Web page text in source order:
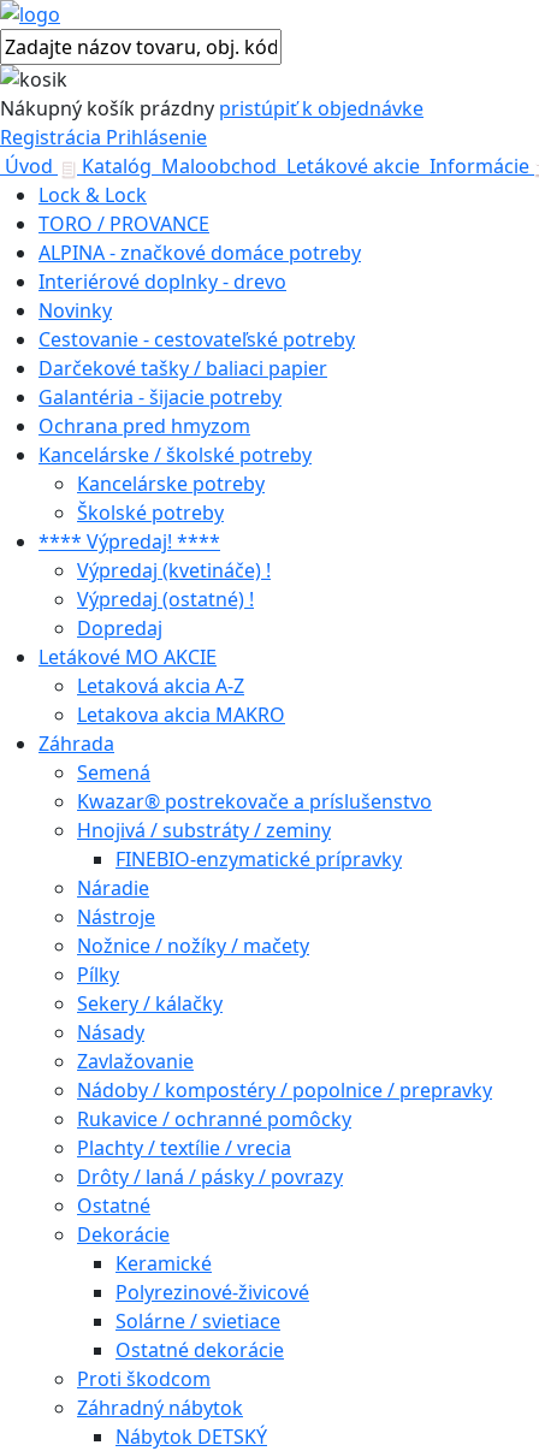
Nákupný košík prázdny pristúpiť k objednávke
Registrácia Prihlásenie
Úvod
Katalóg Maloobchod Letákové akcie Informácie
Lock & Lock
TORO / PROVANCE
ALPINA - značkové domáce potreby
Interiérové doplnky - drevo
Novinky
Cestovanie - cestovateľské potreby
Darčekové tašky / baliaci papier
Galantéria - šijacie potreby
Ochrana pred hmyzom
Kancelárske / školské potreby
Kancelárske potreby
Školské potreby
**** Výpredaj! ****
Výpredaj (kvetináče) !
Výpredaj (ostatné) !
Dopredaj
Letákové MO AKCIE
Letaková akcia A-Z
Letakova akcia MAKRO
Záhrada
Semená
Kwazar® postrekovače a príslušenstvo
Hnojivá / substráty / zeminy
FINEBIO-enzymatické prípravky
Náradie
Nástroje
Nožnice / nožíky / mačety
Pílky
Sekery / kálačky
Násady
Zavlažovanie
Nádoby / kompostéry / popolnice / prepravky
Rukavice / ochranné pomôcky
Plachty / textílie / vrecia
Drôty / laná / pásky / povrazy
Ostatné
Dekorácie
Keramické
Polyrezinové-živicové
Solárne / svietiace
Ostatné dekorácie
Proti škodcom
Záhradný nábytok
Nábytok DETSKÝ